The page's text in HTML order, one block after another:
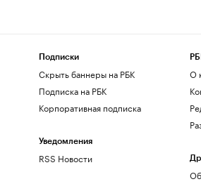
Подписки
Скрыть баннеры на РБК
Подписка на РБК
Корпоративная подписка
Уведомления
RSS Новости
О